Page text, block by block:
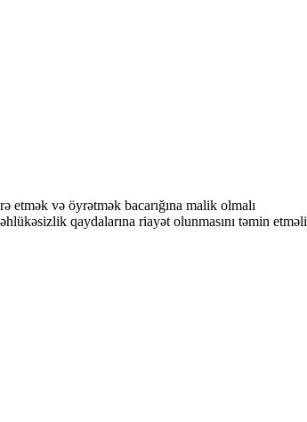
etmək və öyrətmək bacarığına malik olmalı
qaydalarına riayət olunmasını təmin etməli